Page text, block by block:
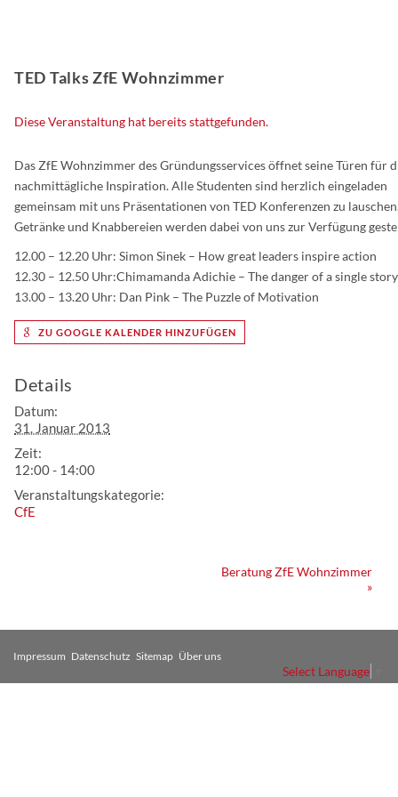
Select Language
TED Talks ZfE Wohnzimmer
Diese Veranstaltung hat bereits stattgefunden.
Das ZfE Wohnzimmer des Gründungsservices öffnet seine Türen für
nachmittägliche Inspiration. Alle Studenten sind herzlich eingeladen
gemeinsam mit uns Präsentationen von TED Konferenzen zu
Getränke und Knabbereien werden dabei von uns zur Verfügung
12.00 – 12.20 Uhr: Simon Sinek – How great leaders inspire action
12.30 – 12.50 Uhr:Chimamanda Adichie – The danger of a single story
13.00 – 13.20 Uhr: Dan Pink – The Puzzle of Motivation
ZU GOOGLE KALENDER HINZUFÜGEN
Details
Datum:
31. Januar 2013
Zeit:
12:00 - 14:00
Veranstaltungskategorie:
CfE
Beratung ZfE Wohnzimmer
»
Impressum Datenschutz Sitemap Über uns